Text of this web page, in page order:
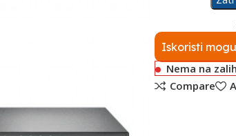
Iskoristi
Nema na
Compare